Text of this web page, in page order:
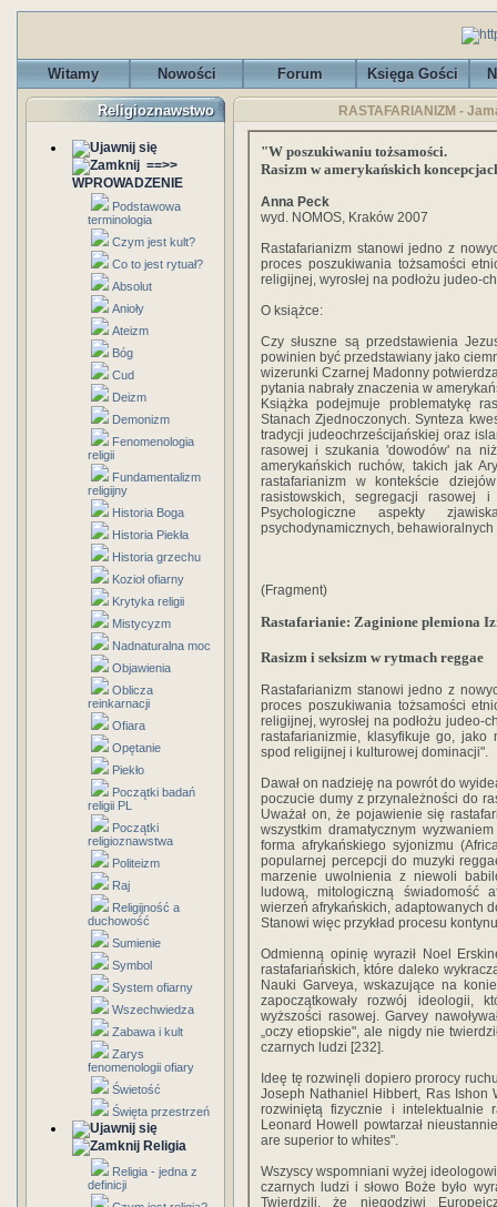
Witamy Nowości Forum Księga Gości
Religioznawstwo
==>>
WPROWADZENIE
Podstawowa
terminologia
Czym jest kult?
Co to jest rytuał?
Absolut
Anioły
Ateizm
Bóg
Cud
Deizm
Demonizm
Fenomenologia
religii
Fundamentalizm
religijny
Historia Boga
Historia Piekła
Historia grzechu
Kozioł ofiarny
Krytyka religii
Mistycyzm
Nadnaturalna moc
Objawienia
Oblicza
reinkarnacji
Ofiara
Opętanie
Piekło
Początki badań
religii PL
Początki
religioznawstwa
Politeizm
Raj
Religijność a
duchowość
Sumienie
Symbol
System ofiarny
Wszechwiedza
Zabawa i kult
Zarys
fenomenologii ofiary
Świetość
Święta przestrzeń
Religia
Religia - jedna z
definicji
RASTAFARIANIZM -
"W poszukiwaniu tożsamości.
Rasizm w amerykańskich
Anna Peck
wyd. NOMOS, Kraków 2007
Rastafarianizm stanowi jedno z
proces poszukiwania tożsamości
religijnej, wyrosłej na podłożu judeo-
O książce:
Czy słuszne są przedstawienia
powinien być przedstawiany jako
wizerunki Czarnej Madonny
pytania nabrały znaczenia w
Książka podejmuje problematykę
Stanach Zjednoczonych. Synteza
tradycji judeochrześcijańskiej oraz
rasowej i szukania 'dowodów' na
amerykańskich ruchów, takich jak
rastafarianizm w kontekście
rasistowskich, segregacji rasowej
Psychologiczne aspekty
psychodynamicznych,
(Fragment)
Rastafarianie: Zaginione plemiona
Rasizm i seksizm w rytmach reggae
Rastafarianizm stanowi jedno z
proces poszukiwania tożsamości
religijnej, wyrosłej na podłożu judeo-
rastafarianizmie, klasyfikuje go, jako
spod religijnej i kulturowej dominacji".
Dawał on nadzieję na powrót do
poczucie dumy z przynależności do
Uważał on, że pojawienie się
wszystkim dramatycznym
forma afrykańskiego syjonizmu
popularnej percepcji do muzyki
marzenie uwolnienia z niewoli
ludową, mitologiczną świadomość
wierzeń afrykańskich, adaptowanych
Stanowi więc przykład procesu
Odmienną opinię wyraził Noel
rastafariańskich, które daleko
Nauki Garveya, wskazujące na
zapoczątkowały rozwój ideologii,
wyższości rasowej. Garvey
„oczy etiopskie", ale nigdy nie
czarnych ludzi [232].
Ideę tę rozwinęli dopiero prorocy
Joseph Nathaniel Hibbert, Ras Ishon
rozwiniętą fizycznie i intelektualnie
Leonard Howell powtarzał
are superior to whites".
Wszyscy wspomniani wyżej
czarnych ludzi i słowo Boże było
Twierdzili, że niegodziwi